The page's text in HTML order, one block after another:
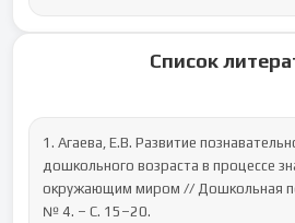
Список
1. Агаева, Е.В. Развитие
дошкольного возраста в процессе
окружающим миром // Дошкольная
№ 4. – С. 15–20.